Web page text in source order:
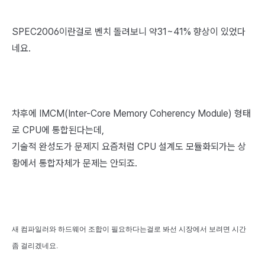
SPEC2006이란걸로 벤치 돌려보니 약31~41% 향상이 있었다
네요.
차후에 IMCM(Inter-Core Memory Coherency Module) 형태
로 CPU에 통합된다는데,
기술적 완성도가 문제지 요즘처럼 CPU 설계도 모듈화되가는 상
황에서 통합자체가 문제는 안되죠.
새 컴파일러와 하드웨어 조합이 필요하다는걸로 봐선 시장에서 보려면 시간
좀 걸리겠네요.